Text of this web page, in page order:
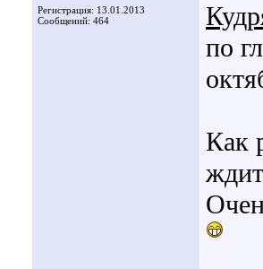
Регистрация: 13.01.2013
Сообщений: 464
по
Как